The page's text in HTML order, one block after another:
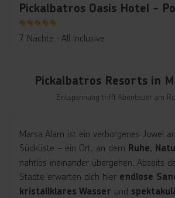
5
7 Nächte ∙ All Inclusive
Pickalbatros Resorts in
Entspannung trifft Abenteuer am
Marsa Alam ist ein verborgenes Juwel
Südküste – ein Ort, an dem Ruhe,
nahtlos ineinander übergehen. Abseits
Städte erwarten dich hier endlose
kristallklares Wasser und